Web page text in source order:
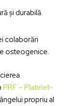
și durabilă.
colaborări
osteogenice.
PRF – Platelet-
propriu al